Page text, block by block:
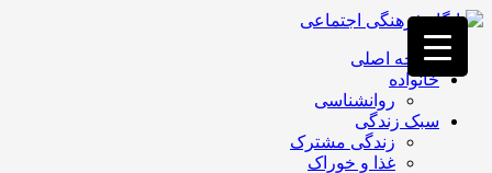
فصد
خون
غرب
تهران
خشکشویی
تصفیه
صفحه اصلی
خانواده
روانشناسی
سبک زندگی
زندگی مشترک
غذا و خوراک